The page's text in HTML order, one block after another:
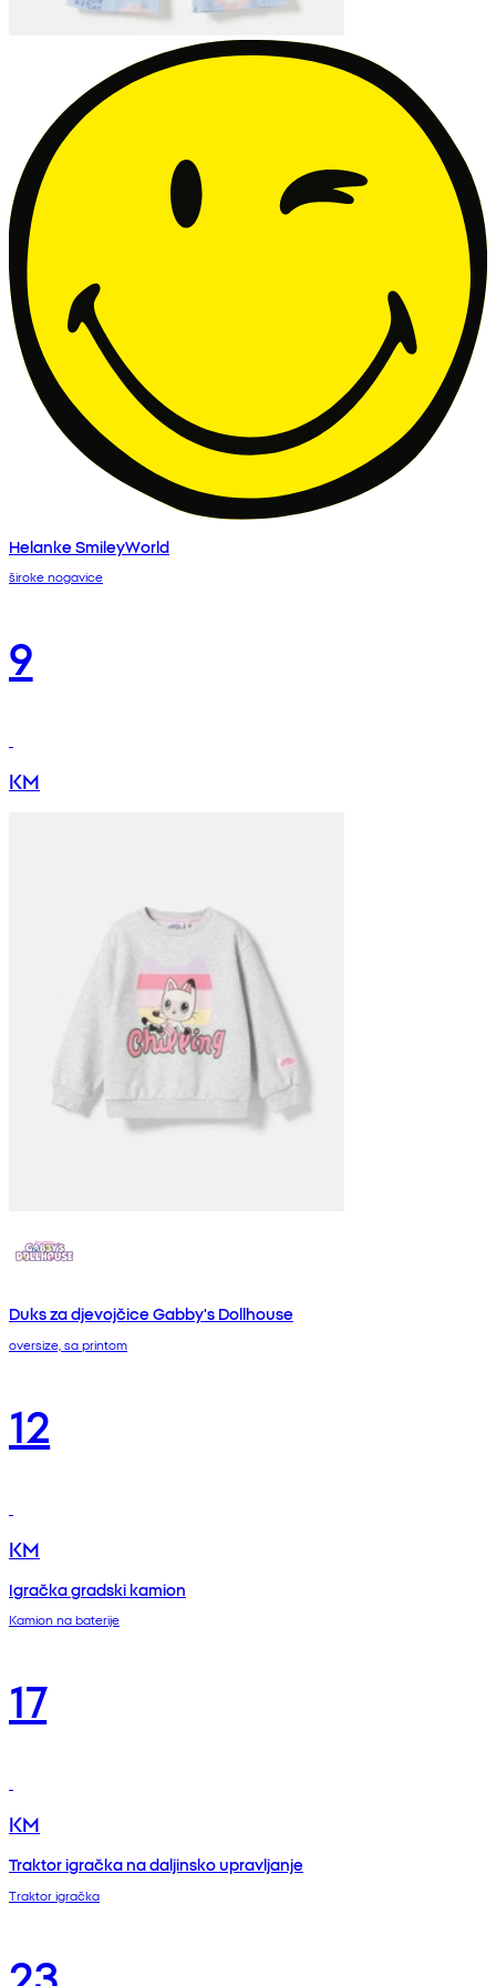
Helanke SmileyWorld
široke nogavice
9
KM
Duks za djevojčice Gabby's Dollhouse
oversize, sa printom
12
KM
Igračka gradski kamion
Kamion na baterije
17
KM
Traktor igračka na daljinsko upravljanje
Traktor igračka
23